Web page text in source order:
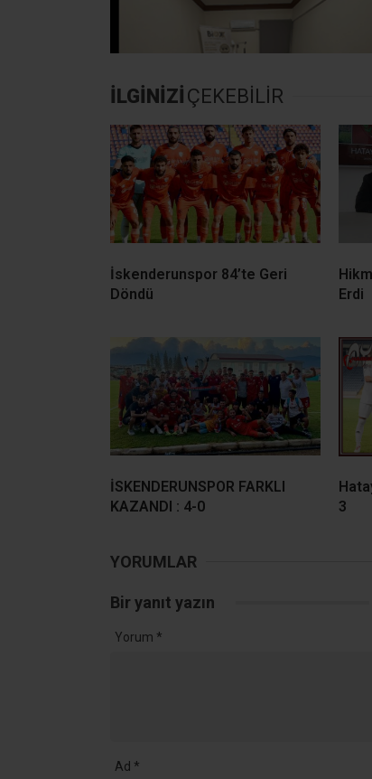
İLGİNİZİ ÇEKEBİLİR
İskenderunspor 84’te Geri
Döndü
Erdi
İSKENDERUNSPOR FARKLI
KAZANDI : 4-0
3
YORUMLAR
Bir yanıt yazın
Yorum *
Ad *